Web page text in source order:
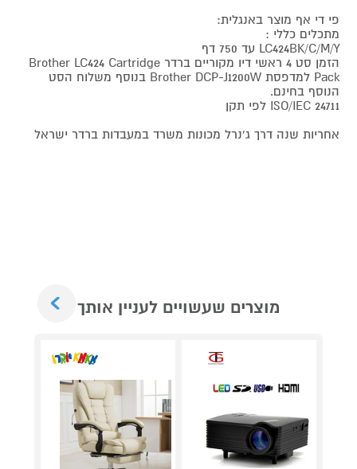
פי די אף מוצר באנגלית:
מתכלים כללי :
LC424BK/C/M/Y עד 750 דף
הזמן סט 4 ראשי דיו מקוריים ברדר Brother LC424 Cartridge
Pack למדפסת Brother DCP-J1200W בנוסף משלוח הסט
הנוסף בחינם.
ISO/IEC 24711 לפי תקן
אחריות שנה דרך ג'נרל מכונות משרד במעבדות ברדר ישראל
מוצרים שעשויים לעניין אותך